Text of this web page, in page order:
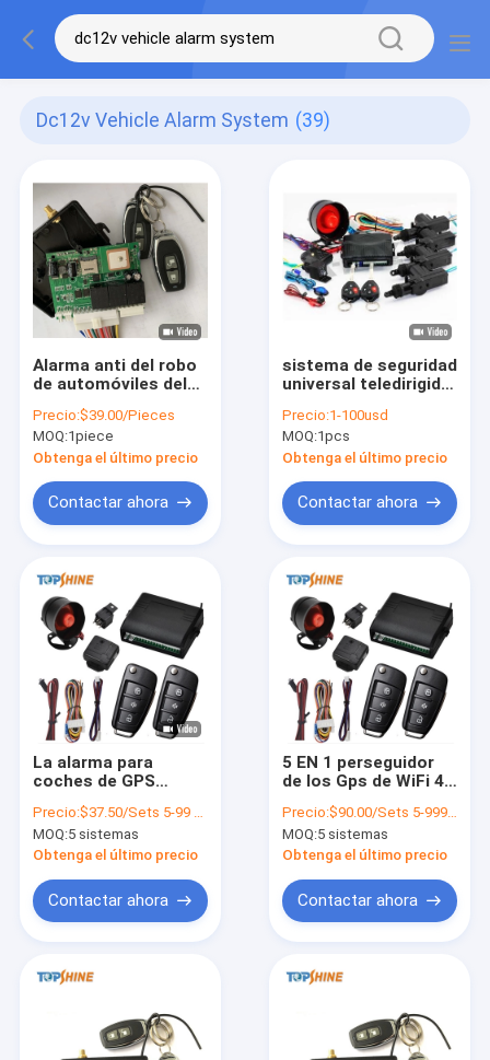
Dc12v Vehicle Alarm System (39)
Alarma anti del robo
de automóviles del
inmovilizador de GPS
con el Keyless Entry
de fijación central
Precio:$39.00/Pieces
MOQ:1piece
Obtenga el último precio
Contactar ahora
sistema de seguridad
universal teledirigido
Keyless Entry de la
alarma para coches
de 12V el 100m
Precio:1-100usd
MOQ:1pcs
Obtenga el último precio
Contactar ahora
La alarma para
coches de GPS
retransmisión
central de la sirena
del sistema de la
indica ligero
Precio:$37.50/Sets 5-99 Sets
MOQ:5 sistemas
Obtenga el último precio
Contactar ahora
5 EN 1 perseguidor
de los Gps de WiFi 4G
de Live Audio Car
Alarm
Precio:$90.00/Sets 5-999 Sets
MOQ:5 sistemas
Obtenga el último precio
Contactar ahora